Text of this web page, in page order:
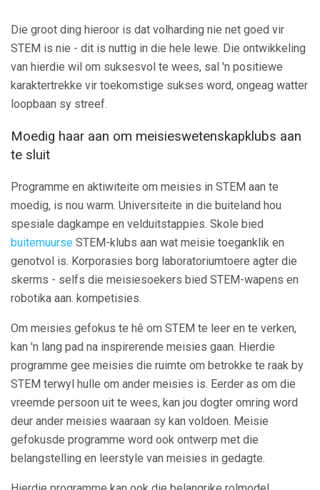
Die groot ding hieroor is dat volharding nie net goed vir
STEM is nie - dit is nuttig in die hele lewe. Die ontwikkeling
van hierdie wil om suksesvol te wees, sal 'n positiewe
karaktertrekke vir toekomstige sukses word, ongeag watter
loopbaan sy streef.
Moedig haar aan om meisieswetenskapklubs aan
te sluit
Programme en aktiwiteite om meisies in STEM aan te
moedig, is nou warm. Universiteite in die buiteland hou
spesiale dagkampe en velduitstappies. Skole bied
buitemuurse STEM-klubs aan wat meisie toeganklik en
genotvol is. Korporasies borg laboratoriumtoere agter die
skerms - selfs die meisiesoekers bied STEM-wapens en
robotika aan. kompetisies.
Om meisies gefokus te hê om STEM te leer en te verken,
kan 'n lang pad na inspirerende meisies gaan. Hierdie
programme gee meisies die ruimte om betrokke te raak by
STEM terwyl hulle om ander meisies is. Eerder as om die
vreemde persoon uit te wees, kan jou dogter omring word
deur ander meisies waaraan sy kan voldoen. Meisie
gefokusde programme word ook ontwerp met die
belangstelling en leerstyle van meisies in gedagte.